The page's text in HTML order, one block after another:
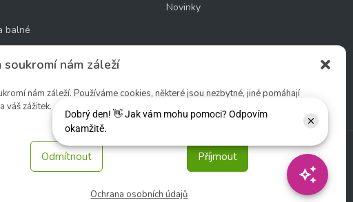
soukromí nám záleží
nám záleží. Používáme cookies, některé jsou nezbytné, jiné pomáhají
váš zážitek.
Příjmout
Odmítnout
Ochrana osobních údajů
balné
cookie
Novinky